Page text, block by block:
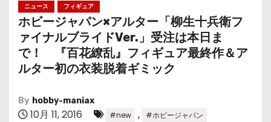
ニュース フィギュア
ホビージャパン×アルター「柳生十兵衛フ
ァイナルブライドVer.」受注は本日ま
で！ 『百花繚乱』フィギュア最終作＆ア
ルター初の衣装脱着ギミック
By hobby-maniax
10月 11, 2016 #new , #ホビージャパン